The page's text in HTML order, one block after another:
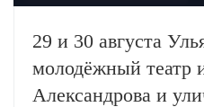
29 и 30 августа
молодёжный театр
Александрова и